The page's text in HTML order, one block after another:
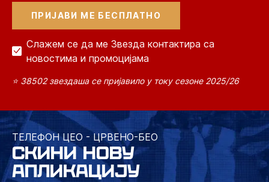
Слажем се да ме Звезда контактира са
новостима и промоцијама
⭐ 38502 звездаша се пријавило у току сезоне 2025/26
ТЕЛЕФОН ЦЕО - ЦРВЕНО-БЕО
СКИНИ НОВУ
АПЛИКАЦИЈУ